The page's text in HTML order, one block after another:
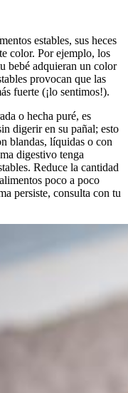
estables, sus heces
color. Por ejemplo, los
bebé adquieran un color
provocan que las
fuerte (¡lo sentimos!).
o hecha puré, es
digerir en su pañal; esto
blandas, líquidas o con
digestivo tenga
Reduce la cantidad
poco a poco
persiste, consulta con tu